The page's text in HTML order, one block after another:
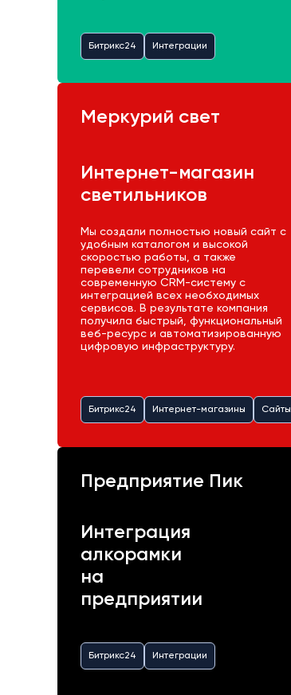
Битрикс24 Интеграции
Меркурий свет
Интернет-магазин
светильников
Мы создали полностью новый сайт с
удобным каталогом и высокой
скоростью работы, а также
перевели сотрудников на
современную CRM-систему с
интеграцией всех необходимых
сервисов. В результате компания
получила быстрый, функциональный
веб-ресурс и автоматизированную
цифровую инфраструктуру.
Битрикс24 Интернет-магазины Сайты
Предприятие Пик
Интеграция
алкорамки
на
предприятии
Битрикс24 Интеграции